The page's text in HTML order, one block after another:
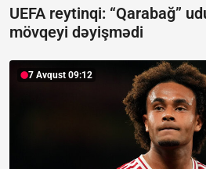
UEFA reytinqi: “Qarabağ”
mövqeyi dəyişmədi
7 Avqust 09:12